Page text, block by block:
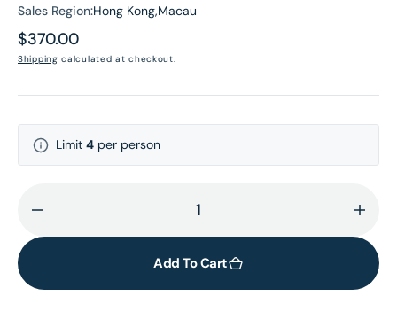
Sales Region:Hong Kong,Macau
Regular
price
$370.00
Shipping calculated at checkout.
Limit 4 per person
quantity
Daughter
for
Add To Cart